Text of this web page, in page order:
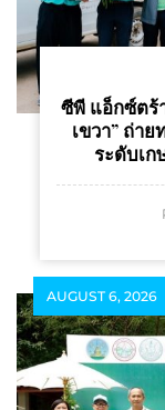
ซีพี แอ็กซ์ตร้
เขวา” ถ่า
ระดับเก
AUGUST 6, 2026